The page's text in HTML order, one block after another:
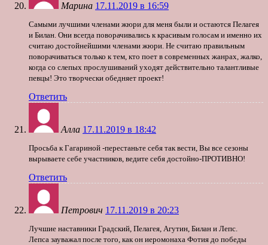
Марина 17.11.2019 в 16:59
Самыми лучшими членами жюри для меня были и остаются Пелагея
и Билан. Они всегда поворачивались к красивым голосам и именно их
считаю достойнейшими членами жюри. Не считаю правильным
поворачиваться только к тем, кто поет в современных жанрах, жалко,
когда со слепых прослушиваний уходят действительно талантливые
певцы! Это творчески обедняет проект!
Ответить
Алла 17.11.2019 в 18:42
Просьба к Гагариной -перестаньте себя так вести, Вы все сезоны
вырываете себе участников, ведите себя достойно-ПРОТИВНО!
Ответить
Петрович 17.11.2019 в 20:23
Лучшие наставники Градский, Пелагея, Агутин, Билан и Лепс.
Лепса зауважал после того, как он иеромонаха Фотия до победы